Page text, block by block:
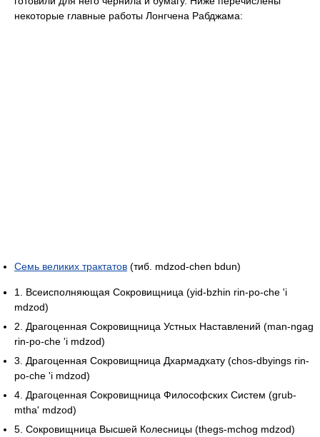
некоторые главные работы Лонгчена Рабджама:
Семь великих трактатов (тиб. mdzod-chen bdun)
1. Всеисполняющая Сокровищница (yid-bzhin rin-po-che 'i
mdzod)
2. Драгоценная Сокровищница Устных Наставлений (man-ngag
rin-po-che 'i mdzod)
3. Драгоценная Сокровищница Дхармадхату (chos-dbyings rin-
po-che 'i mdzod)
4. Драгоценная Сокровищница Философских Систем (grub-
mtha' mdzod)
5. Сокровищница Высшей Колесницы (thegs-mchog mdzod)